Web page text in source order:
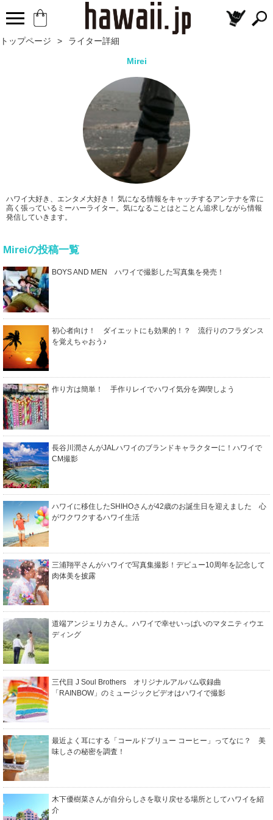
トップページ > ライター詳細
Mirei
ハワイ大好き、エンタメ大好き！ 気になる情報をキャッチするアンテナを常に
高く張っているミーハーライター。気になることはとことん追求しながら情報
発信していきます。
Mireiの投稿一覧
BOYS AND MEN ハワイで撮影した写真集を発売！
初心者向け！ ダイエットにも効果的！？ 流行りのフラダンス
を覚えちゃおう♪
作り方は簡単！ 手作りレイでハワイ気分を満喫しよう
長谷川潤さんがJALハワイのブランドキャラクターに！ハワイで
CM撮影
ハワイに移住したSHIHOさんが42歳のお誕生日を迎えました 心
がワクワクするハワイ生活
三浦翔平さんがハワイで写真集撮影！デビュー10周年を記念して
肉体美を披露
道端アンジェリカさん。ハワイで幸せいっぱいのマタニティウエ
ディング
三代目 J Soul Brothers オリジナルアルバム収録曲
「RAINBOW」のミュージックビデオはハワイで撮影
最近よく耳にする「コールドブリュー コーヒー」ってなに？ 美
味しさの秘密を調査！
木下優樹菜さんが自分らしさを取り戻せる場所としてハワイを紹
介